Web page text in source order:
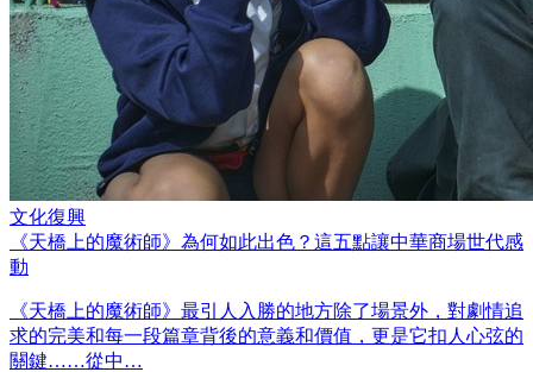
文化復興
《天橋上的魔術師》為何如此出色？這五點讓中華商場世代感
動
《天橋上的魔術師》最引人入勝的地方除了場景外，對劇情追
求的完美和每一段篇章背後的意義和價值，更是它扣人心弦的
關鍵……從中…